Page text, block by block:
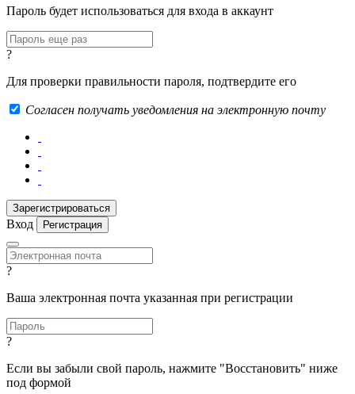
Пароль будет использоваться для входа в аккаунт
?
Для проверки правильности пароля, подтвердите его
Согласен получать уведомления на электронную почту
Вход Регистрация
?
Ваша электронная почта указанная при регистрации
?
Если вы забыли свой пароль, нажмите "Восстановить" ниже
под формой